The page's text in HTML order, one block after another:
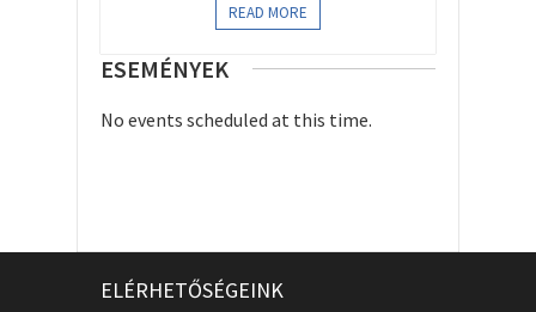
READ MORE
ESEMÉNYEK
No events scheduled at this time.
ELÉRHETŐSÉGEINK